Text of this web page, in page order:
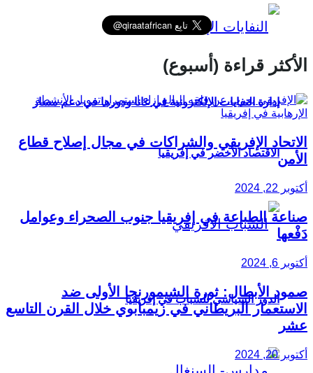
إدارة النفايات الإلكترونية في غانا ودورها في دعم مسار
الاقتصاد الأخضر في إفريقيا
الدور السياسي للشباب في إفريقيا
الأكثر قراءة (أسبوع)
الاتحاد الإفريقي والشراكات في مجال إصلاح قطاع
الأمن
أكتوبر 22, 2024
صناعة الطباعة في إفريقيا جنوب الصحراء وعوامل
دَفْعها
أكتوبر 6, 2024
صمود الأبطال: ثورة الشيمورنجا الأولى ضد
الاستعمار البريطاني في زيمبابوي خلال القرن التاسع
عشر
أكتوبر 20, 2024